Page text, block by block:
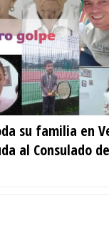
su familia en
al Consulado